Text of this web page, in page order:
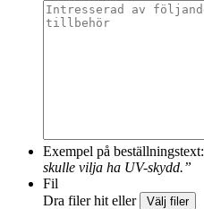
Exempel på beställningstext:
skulle vilja ha UV-skydd.”
Fil
Dra filer hit eller
Välj filer